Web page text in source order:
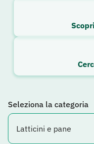
Seleziona la categoria